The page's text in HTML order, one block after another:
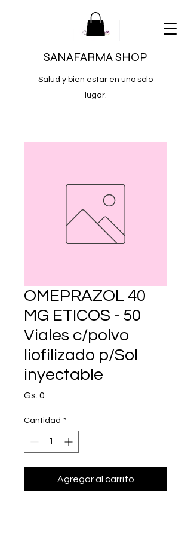
SANAFARMA SHOP
Salud y bien estar en uno solo
lugar.
OMEPRAZOL 40
MG ETICOS - 50
Viales c/polvo
liofilizado p/Sol
inyectable
Gs. 0
Cantidad *
Agregar al carrito